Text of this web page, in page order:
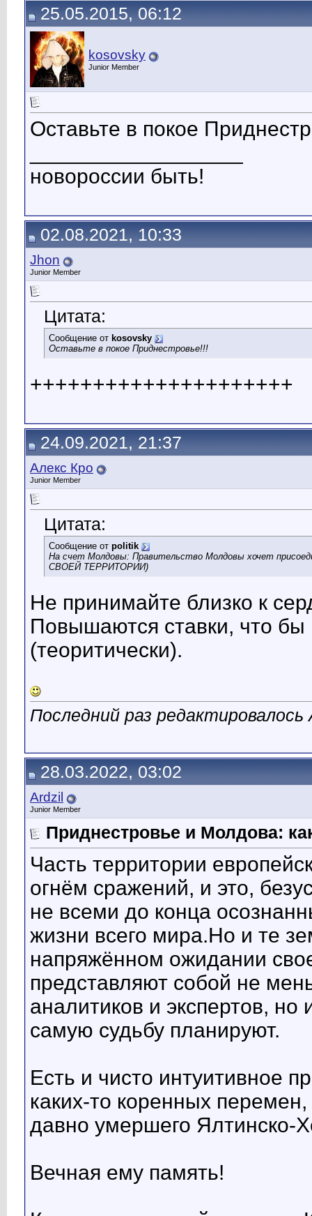
25.05.2015, 06:12
kosovsky
Junior Member
Оставьте в покое
новороссии быть!
02.08.2021, 10:33
Jhon
Junior Member
Цитата:
Сообщение от kosovsky
Оставьте в покое Приднестровье!!!
+++++++++++++++++++++
24.09.2021, 21:37
Алекс Кро
Junior Member
Цитата:
Сообщение от politik
На счет Молдовы: Правительство Молдовы хочет
СВОЕЙ ТЕРРИТОРИИ)
Не принимайте близко к
Повышаются ставки, что бы
(теоритически).
Последний раз
28.03.2022, 03:02
Ardzil
Junior Member
Приднестровье и Молдова:
Часть территории
огнём сражений, и это,
не всеми до конца
жизни всего мира.Но и те
напряжённом ожидании
представляют собой не
аналитиков и экспертов, но
самую судьбу планируют.
Есть и чисто интуитивное
каких-то коренных
давно умершего Ялтинско-
Вечная ему память!